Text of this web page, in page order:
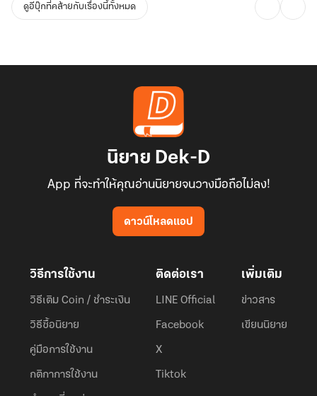
ดูอีบุ๊กที่คล้ายกับเรื่องนี้ทั้งหมด
นิยาย Dek-D
App ที่จะทำให้คุณอ่านนิยายจนวางมือถือไม่ลง!
ดาวน์โหลดแอป
วิธีการใช้งาน
วิธีเติม Coin / ชำระเงิน
วิธีซื้อนิยาย
คู่มือการใช้งาน
กติกาการใช้งาน
ติดต่อเรา
LINE Official
Facebook
X
Tiktok
เพิ่มเติม
ข่าวสาร
เขียนนิยาย